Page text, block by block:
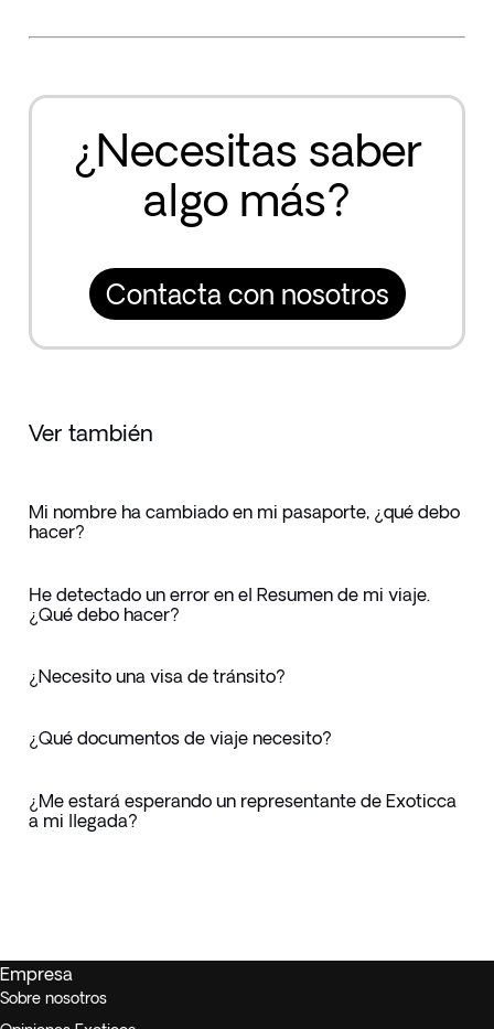
¿Necesitas saber
algo más?
Contacta con nosotros
Ver también
Mi nombre ha cambiado en mi pasaporte, ¿qué debo
hacer?
He detectado un error en el Resumen de mi viaje.
¿Qué debo hacer?
¿Necesito una visa de tránsito?
¿Qué documentos de viaje necesito?
¿Me estará esperando un representante de Exoticca
a mi llegada?